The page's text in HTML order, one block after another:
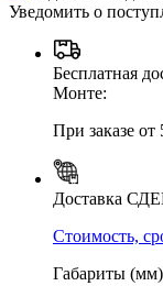
Уведомить о
Бесплатная
Монте:
При заказе от
Доставка
Стоимость,
Габариты